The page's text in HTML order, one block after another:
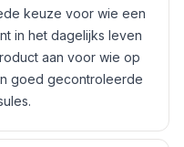
keuze voor wie een
in het dagelijks leven
aan voor wie op
goed gecontroleerde